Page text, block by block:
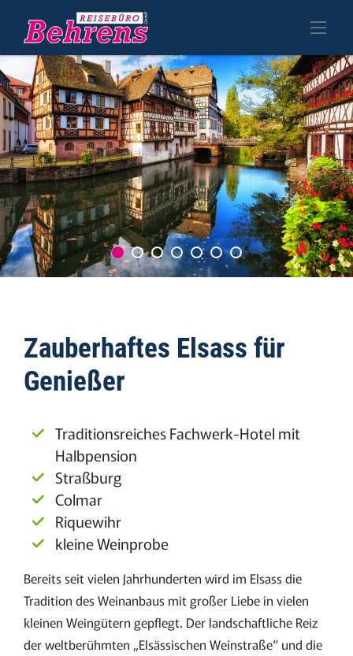
Zauberhaftes Elsass für
Genießer
Traditionsreiches Fachwerk-Hotel mit
Halbpension
Straßburg
Colmar
Riquewihr
kleine Weinprobe
Bereits seit vielen Jahrhunderten wird im Elsass die
Tradition des Weinanbaus mit großer Liebe in vielen
kleinen Weingütern gepflegt. Der landschaftliche Reiz
der weltberühmten „Elsässischen Weinstraße“ und die